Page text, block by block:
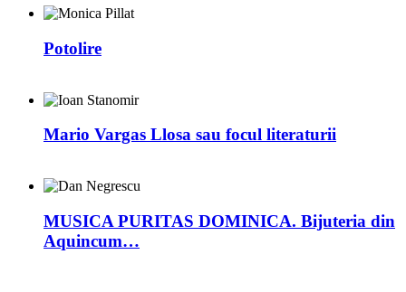
Potolire
Mario Vargas Llosa sau focul literaturii
MUSICA PURITAS DOMINICA. Bijuteria din
Aquincum…